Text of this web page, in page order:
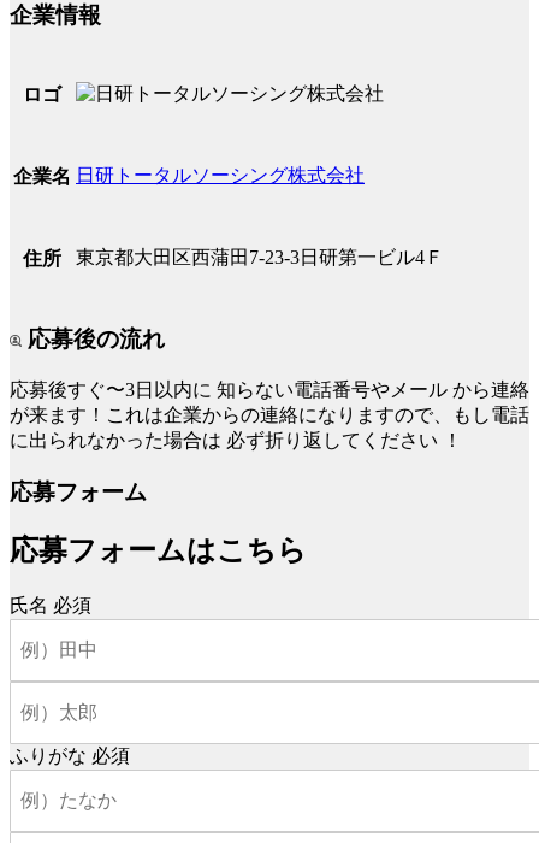
企業情報
ロゴ
企業名 日研トータルソーシング株式会社
住所 東京都大田区西蒲田7-23-3日研第一ビル4Ｆ
応募後の流れ
応募後すぐ〜3日以内に 知らない電話番号やメール から連絡
が来ます！これは企業からの連絡になりますので、もし電話
に出られなかった場合は 必ず折り返してください ！
応募フォーム
応募フォームはこちら
氏名 必須
ふりがな 必須